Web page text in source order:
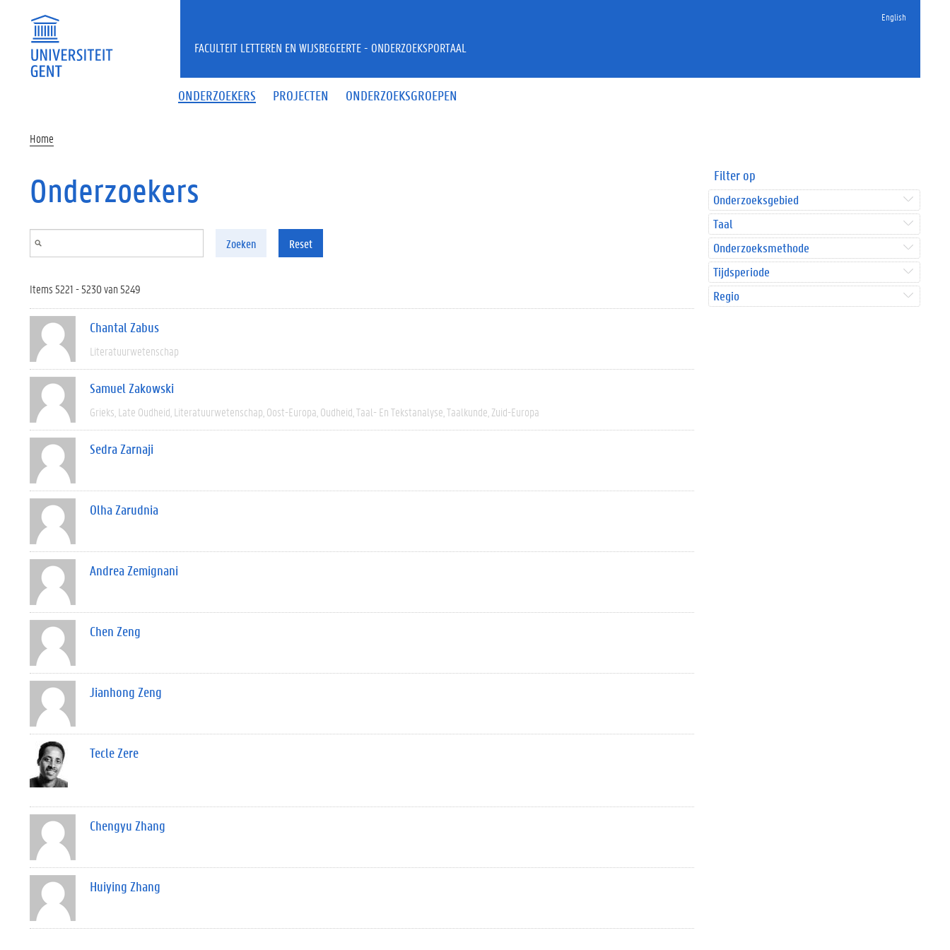
English
ONDERZOEKERS PROJECTEN ONDERZOEKSGROEPEN
FACULTEIT LETTEREN EN WIJSBEGEERTE - ONDERZOEKSPORTAAL
Home
Onderzoekers
Zoeken Reset
Items 5221 - 5230 van 5249
Chantal Zabus
Literatuurwetenschap
Samuel Zakowski
Grieks Late Oudheid Literatuurwetenschap Oost-Europa Oudheid Taal- En Tekstanalyse Taalkunde Zuid-Europa
Sedra Zarnaji
Olha Zarudnia
Andrea Zemignani
Chen Zeng
Jianhong Zeng
Tecle Zere
Chengyu Zhang
Huiying Zhang
Filter op
Onderzoeksgebied
Taal
Onderzoeksmethode
Tijdsperiode
Regio